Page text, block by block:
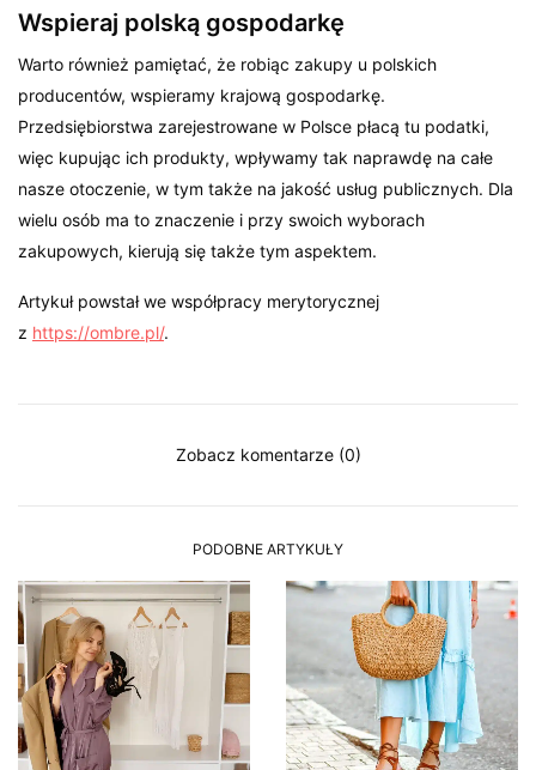
Wspieraj polską gospodarkę
Warto również pamiętać, że robiąc zakupy u polskich
producentów, wspieramy krajową gospodarkę.
Przedsiębiorstwa zarejestrowane w Polsce płacą tu podatki,
więc kupując ich produkty, wpływamy tak naprawdę na całe
nasze otoczenie, w tym także na jakość usług publicznych. Dla
wielu osób ma to znaczenie i przy swoich wyborach
zakupowych, kierują się także tym aspektem.
Artykuł powstał we współpracy merytorycznej
z https://ombre.pl/.
Zobacz komentarze (0)
PODOBNE ARTYKUŁY